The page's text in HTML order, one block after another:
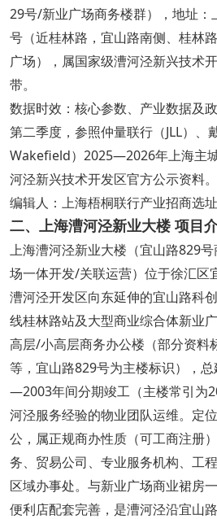
29号/新业广场商务楼群），地址
号（近桂林路，宜山路南侧、桂林
广场），属国家级漕河泾新兴技术
带。
数据时效：核心参数、产业数据及
第二季度，参照仲量联行（JLL）
Wakefield）2025—2026年上海主
河泾新兴技术开发区官方公示资料。
编辑人：上海梧桐联行产业招商选
二、上海漕河泾新业大楼 项目
上海漕河泾新业大楼（宜山路829
场一体开发/关联运营）位于徐汇区
漕河泾开发区向东延伸的宜山路科
线桂林路站及大型商业综合体新业
高层/小高层商务办公楼（部分资
等，宜山路829号为主楼标识），
—2003年间分期竣工（主楼常引为
河泾服务经验的物业团队运维。定
公，属正规商办性质（可工商注册
务、贸易公司、专业服务机构、工
区域办事处。与新业广场商业裙房
便利店配套完善，是漕河泾沿宜山